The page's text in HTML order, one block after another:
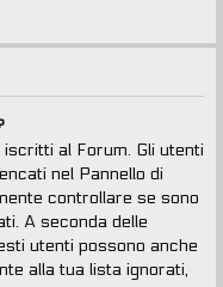
al Forum. Gli utenti
nel Pannello di
controllare se sono
A seconda delle
utenti possono anche
alla tua lista ignorati,